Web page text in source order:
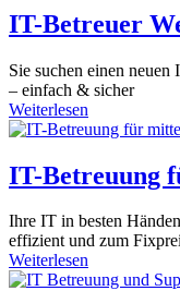
IT-Betreuer
Sie suchen einen
– einfach & sicher
Weiterlesen
IT-Betreuung
Ihre IT in besten
effizient und zum
Weiterlesen